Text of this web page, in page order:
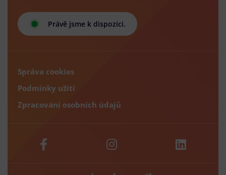
Právě jsme k dispozici.
Správa cookies
Podmínky užití
Zpracování osobních údajů